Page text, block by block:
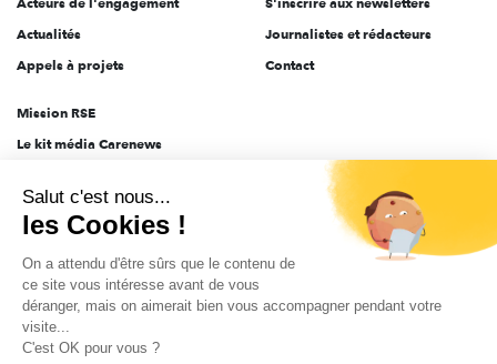
Actualités
Appels à projets
Journalistes et rédacteurs
Contact
Mission RSE
Le kit média Carenews
AEF info
Novethic
PRODURABLE
Inclusiv Day
Salut c'est nous...
les Cookies !
On a attendu d'être sûrs que le contenu de
ce site vous intéresse avant de vous
déranger, mais on aimerait bien vous accompagner pendant votre
visite...
C'est OK pour vous ?